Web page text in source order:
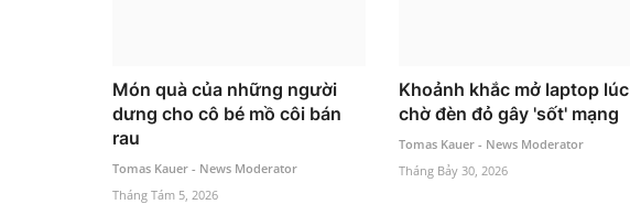
Món quà của những người
dưng cho cô bé mồ côi bán
rau
Tomas Kauer - News Moderator
Tháng Tám 5, 2026
Khoảnh khắc mở laptop lúc
chờ đèn đỏ gây 'sốt' mạng
Tomas Kauer - News Moderator
Tháng Bảy 30, 2026